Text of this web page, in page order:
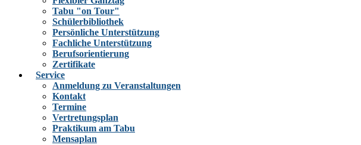
Tabu "on Tour"
Schülerbibliothek
Persönliche Unterstützung
Fachliche Unterstützung
Berufsorientierung
Zertifikate
Service
Anmeldung zu Veranstaltungen
Kontakt
Termine
Vertretungsplan
Praktikum am Tabu
Mensaplan